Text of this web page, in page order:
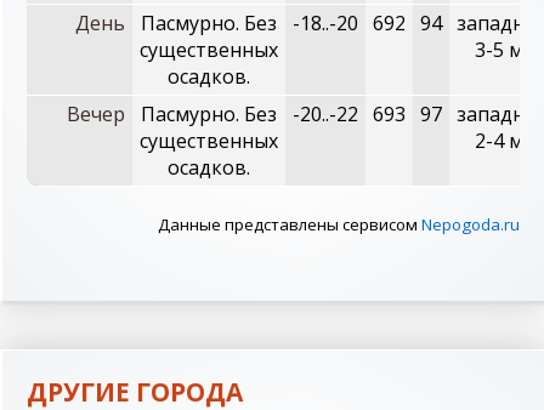
День
Пасмурно. Без
существенных
осадков.
-18..-20 692 94
3-5 м/с
Вечер
Пасмурно. Без
существенных
осадков.
-20..-22 693 97
2-4 м/с
Данные представлены сервисом Nepogoda.ru
ДРУГИЕ ГОРОДА